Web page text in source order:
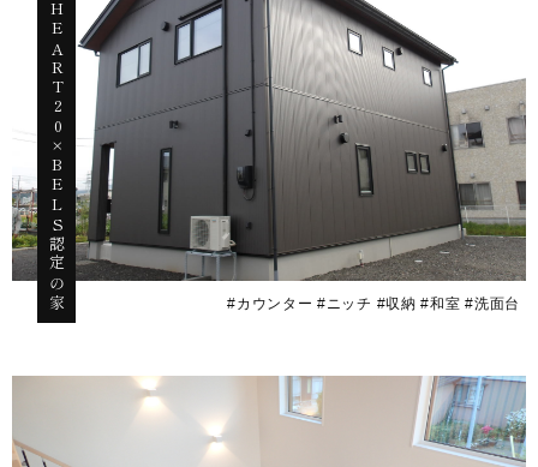
HEART20×BELS認定の家 #カウンター #ニッチ #収納 #和室 #洗面台